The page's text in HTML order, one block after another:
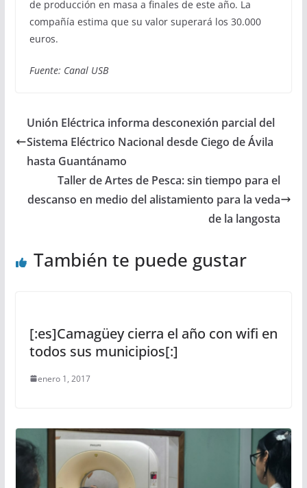
de producción en masa a finales de este año. La
compañía estima que su valor superará los 30.000
euros.
Fuente: Canal USB
Unión Eléctrica informa desconexión parcial del
Sistema Eléctrico Nacional desde Ciego de Ávila
hasta Guantánamo
Taller de Artes de Pesca: sin tiempo para el
descanso en medio del alistamiento para la veda
de la langosta
También te puede gustar
[:es]Camagüey cierra el año con wifi en
todos sus municipios[:]
enero 1, 2017